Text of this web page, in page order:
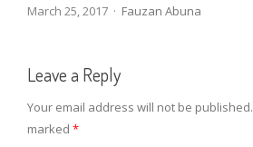
March 25, 2017
Author
Fauzan Abuna
Leave a Reply
Your email address will not be published.
marked *